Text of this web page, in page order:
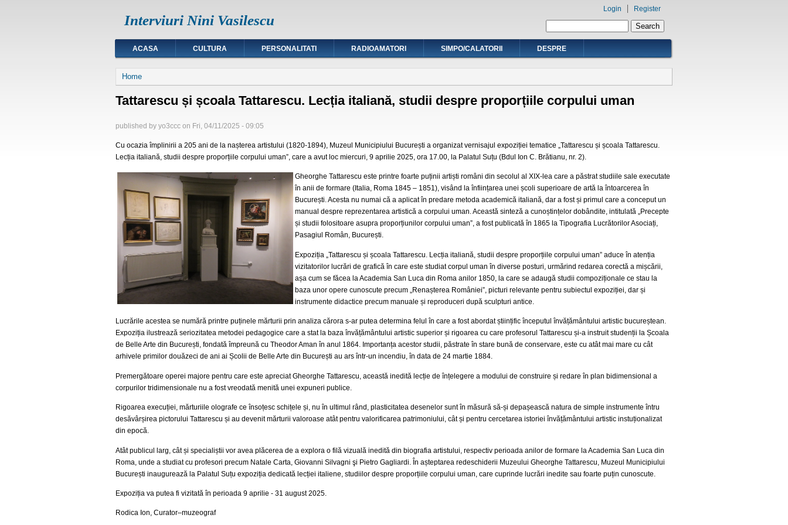
Interviuri Nini Vasilescu
Login Register
ACASA CULTURA PERSONALITATI RADIOAMATORI SIMPO/CALATORII DESPRE
You are here
Home
Tattarescu și școala Tattarescu. Lecția italiană, studii despre proporțiile corpului uman
published by yo3ccc on Fri, 04/11/2025 - 09:05
Cu ocazia împlinirii a 205 ani de la nașterea artistului (1820-1894), Muzeul Municipiului București a organizat vernisajul expoziției tematice „Tattarescu și școala Tattarescu.
Lecția italiană, studii despre proporțiile corpului uman”, care a avut loc miercuri, 9 aprilie 2025, ora 17.00, la Palatul Suțu (Bdul Ion C. Brătianu, nr. 2).
Gheorghe Tattarescu este printre foarte puținii artiști români din secolul al XIX-lea care a păstrat studiile sale executate
în anii de formare (Italia, Roma 1845 – 1851), visând la înființarea unei școli superioare de artă la întoarcerea în
București. Acesta nu numai că a aplicat în predare metoda academică italiană, dar a fost și primul care a conceput un
manual despre reprezentarea artistică a corpului uman. Această sinteză a cunoștințelor dobândite, intitulată „Precepte
și studii folositoare asupra proporțiunilor corpului uman”, a fost publicată în 1865 la Tipografia Lucrătorilor Asociați,
Pasagiul Român, București.
Expoziția „Tattarescu și școala Tattarescu. Lecția italiană, studii despre proporțiile corpului uman” aduce în atenția
vizitatorilor lucrări de grafică în care este studiat corpul uman în diverse posturi, urmărind redarea corectă a mișcării,
așa cum se făcea la Academia San Luca din Roma anilor 1850, la care se adaugă studii compoziționale ce stau la
baza unor opere cunoscute precum „Renașterea României”, picturi relevante pentru subiectul expoziției, dar și
instrumente didactice precum manuale și reproduceri după sculpturi antice.
Lucrările acestea se numără printre puținele mărturii prin analiza cărora s-ar putea determina felul în care a fost abordat științific începutul învățământului artistic bucureștean.
Expoziția ilustrează seriozitatea metodei pedagogice care a stat la baza învățământului artistic superior și rigoarea cu care profesorul Tattarescu și-a instruit studenții la Școala
de Belle Arte din București, fondată împreună cu Theodor Aman în anul 1864. Importanța acestor studii, păstrate în stare bună de conservare, este cu atât mai mare cu cât
arhivele primilor douăzeci de ani ai Școlii de Belle Arte din București au ars într-un incendiu, în data de 24 martie 1884.
Premergătoare operei majore pentru care este apreciat Gheorghe Tattarescu, această inedită lecție de înțelegere a modului de construire și redare în plan bidimensional a
corpurilor tridimensionale nu a fost vreodată menită unei expuneri publice.
Rigoarea execuției, mărturiile olografe ce însoțesc schițele și, nu în ultimul rând, plasticitatea desenelor sunt în măsură să-și depașească natura de simple instrumente întru
desăvârșirea pictorului Tattarescu și au devenit mărturii valoroase atât pentru valorificarea patrimoniului, cât și pentru cercetarea istoriei învățământului artistic instuționalizat
din epocă.
Atât publicul larg, cât și specialiștii vor avea plăcerea de a explora o filă vizuală inedită din biografia artistului, respectiv perioada anilor de formare la Academia San Luca din
Roma, unde a studiat cu profesori precum Natale Carta, Giovanni Silvagni şi Pietro Gagliardi. În așteptarea redeschiderii Muzeului Gheorghe Tattarescu, Muzeul Municipiului
București inaugurează la Palatul Suțu expoziția dedicată lecției italiene, studiilor despre proporțiile corpului uman, care cuprinde lucrări inedite sau foarte puțin cunoscute.
Expoziția va putea fi vizitată în perioada 9 aprilie - 31 august 2025.
Rodica Ion, Curator–muzeograf